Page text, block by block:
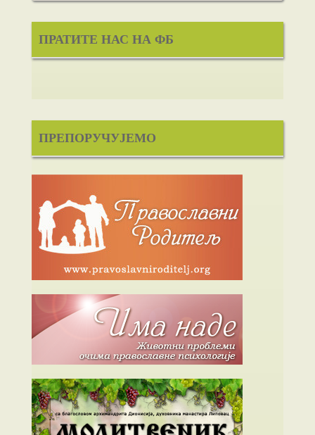
ПРАТИТЕ НАС НА ФБ
ПРЕПОРУЧУЈЕМО